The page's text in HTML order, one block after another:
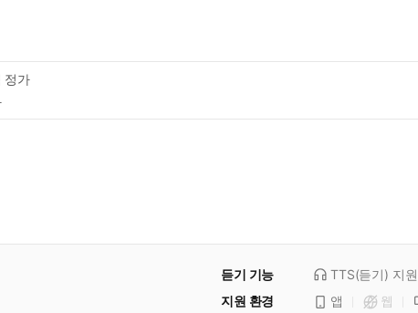
정가
듣기 기능 TTS(듣기) 지원
지원 환경 앱 웹